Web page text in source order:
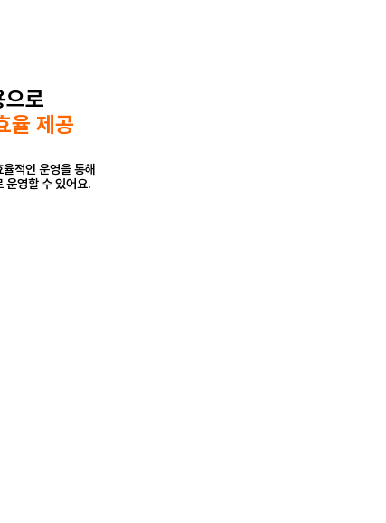
으로
율 제공
적인 운영을 통해
운영할 수 있어요.